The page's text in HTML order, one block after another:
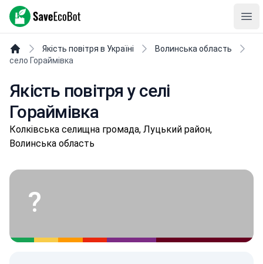
SaveEcoBot
Якість повітря в Україні
Волинська область
село Гораймівка
Якість повітря у селі
Гораймівка
Кoлківськa селищнa громада, Луцький район,
Волинська область
?